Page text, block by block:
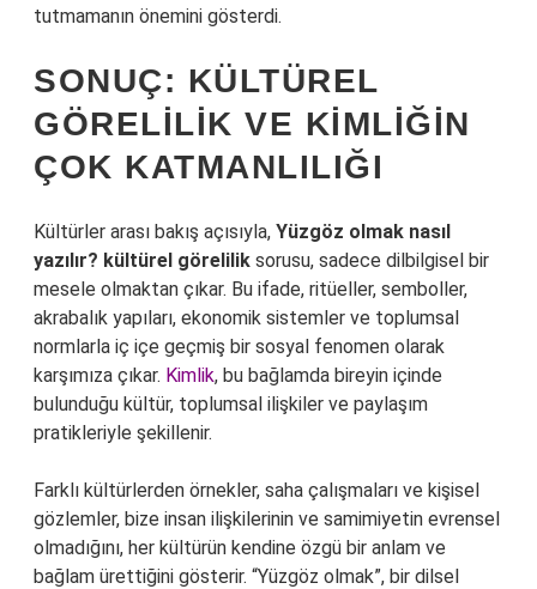
tutmamanın önemini gösterdi.
SONUÇ: KÜLTÜREL
GÖRELILIK VE KIMLIĞIN
ÇOK KATMANLILIĞI
Kültürler arası bakış açısıyla, Yüzgöz olmak nasıl
yazılır? kültürel görelilik sorusu, sadece dilbilgisel bir
mesele olmaktan çıkar. Bu ifade, ritüeller, semboller,
akrabalık yapıları, ekonomik sistemler ve toplumsal
normlarla iç içe geçmiş bir sosyal fenomen olarak
karşımıza çıkar. Kimlik, bu bağlamda bireyin içinde
bulunduğu kültür, toplumsal ilişkiler ve paylaşım
pratikleriyle şekillenir.
Farklı kültürlerden örnekler, saha çalışmaları ve kişisel
gözlemler, bize insan ilişkilerinin ve samimiyetin evrensel
olmadığını, her kültürün kendine özgü bir anlam ve
bağlam ürettiğini gösterir. “Yüzgöz olmak”, bir dilsel